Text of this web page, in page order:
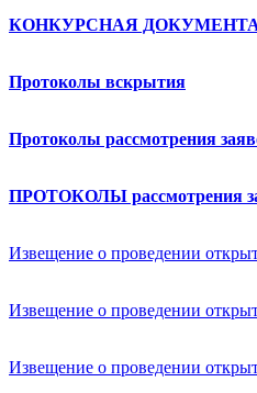
КОНКУРСНАЯ ДОКУМЕНТАЦИЯ
Протоколы вскрытия
Протоколы рассмотрения
ПРОТОКОЛЫ рассмотрения
Извещение о проведении
Извещение о проведении
Извещение о проведении